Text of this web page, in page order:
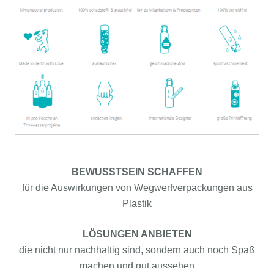
BEWUSSTSEIN SCHAFFEN
für die Auswirkungen von Wegwerfverpackungen aus
Plastik
LÖSUNGEN ANBIETEN
die nicht nur nachhaltig sind, sondern auch noch Spaß
machen und gut aussehen